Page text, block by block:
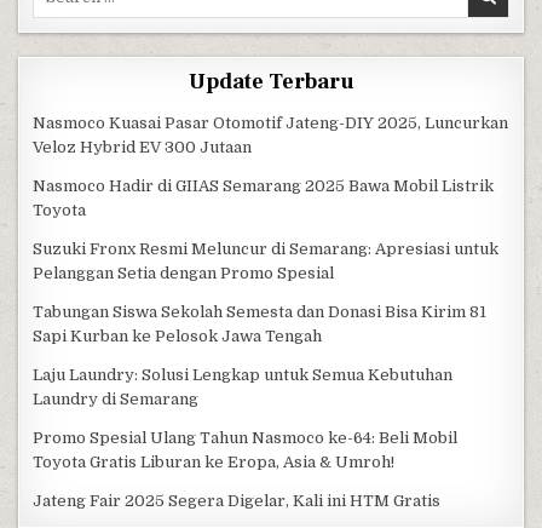
Update Terbaru
Nasmoco Kuasai Pasar Otomotif Jateng-DIY 2025, Luncurkan
Veloz Hybrid EV 300 Jutaan
Nasmoco Hadir di GIIAS Semarang 2025 Bawa Mobil Listrik
Toyota
Suzuki Fronx Resmi Meluncur di Semarang: Apresiasi untuk
Pelanggan Setia dengan Promo Spesial
Tabungan Siswa Sekolah Semesta dan Donasi Bisa Kirim 81
Sapi Kurban ke Pelosok Jawa Tengah
Laju Laundry: Solusi Lengkap untuk Semua Kebutuhan
Laundry di Semarang
Promo Spesial Ulang Tahun Nasmoco ke-64: Beli Mobil
Toyota Gratis Liburan ke Eropa, Asia & Umroh!
Jateng Fair 2025 Segera Digelar, Kali ini HTM Gratis